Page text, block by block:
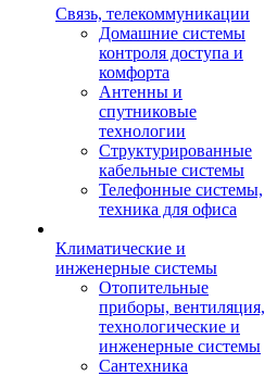
Связь, телекоммуникации
Домашние системы
контроля доступа и
комфорта
Антенны и
спутниковые
технологии
Структурированные
кабельные системы
Телефонные системы,
техника для офиса
Климатические и
инженерные системы
Отопительные
приборы, вентиляция,
технологические и
инженерные системы
Сантехника